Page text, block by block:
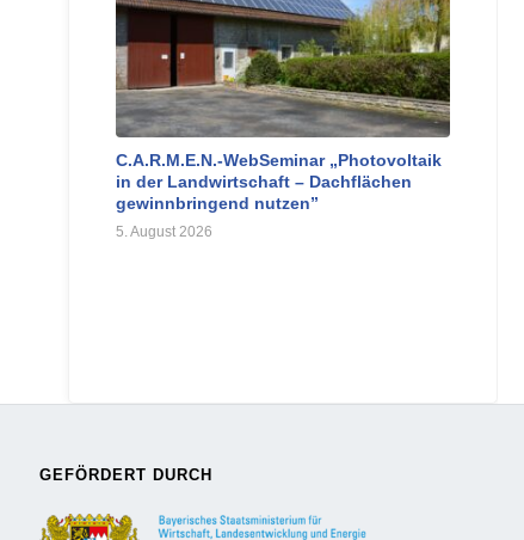
C.A.R.M.E.N.-WebSeminar „Photovoltaik
in der Landwirtschaft – Dachflächen
gewinnbringend nutzen”
5. August 2026
GEFÖRDERT DURCH